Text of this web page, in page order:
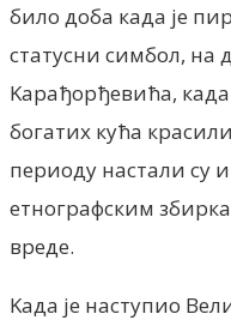
било доба када је
статусни симбол, на
Kарађорђевића, када
богатих кућа
периоду настали су
етнографским
вреде.
Kада је наступио